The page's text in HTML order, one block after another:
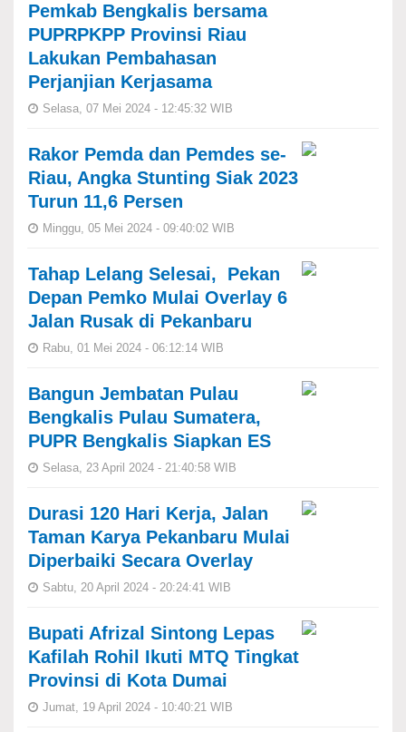
Pemkab Bengkalis bersama
PUPRPKPP Provinsi Riau
Lakukan Pembahasan
Perjanjian Kerjasama
Selasa, 07 Mei 2024 - 12:45:32 WIB
Rakor Pemda dan Pemdes se-
Riau, Angka Stunting Siak 2023
Turun 11,6 Persen
Minggu, 05 Mei 2024 - 09:40:02 WIB
Tahap Lelang Selesai, Pekan
Depan Pemko Mulai Overlay 6
Jalan Rusak di Pekanbaru
Rabu, 01 Mei 2024 - 06:12:14 WIB
Bangun Jembatan Pulau
Bengkalis Pulau Sumatera,
PUPR Bengkalis Siapkan ES
Selasa, 23 April 2024 - 21:40:58 WIB
Durasi 120 Hari Kerja, Jalan
Taman Karya Pekanbaru Mulai
Diperbaiki Secara Overlay
Sabtu, 20 April 2024 - 20:24:41 WIB
Bupati Afrizal Sintong Lepas
Kafilah Rohil Ikuti MTQ Tingkat
Provinsi di Kota Dumai
Jumat, 19 April 2024 - 10:40:21 WIB